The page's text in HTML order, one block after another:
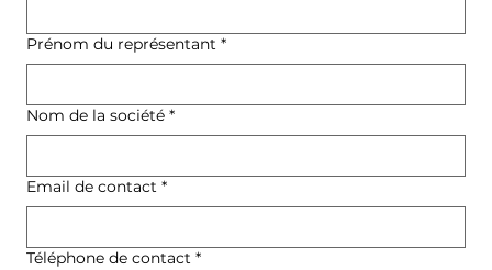
Prénom du représentant *
Nom de la société *
Email de contact *
Téléphone de contact *